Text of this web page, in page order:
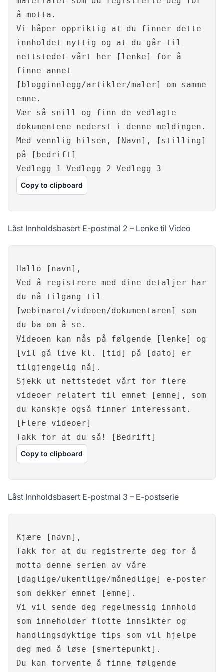
å motta.
Vi håper oppriktig at du finner dette
innholdet nyttig og at du går til
nettstedet vårt her [lenke] for å
finne annet
[blogginnlegg/artikler/maler] om samme
emne.
Vær så snill og finn de vedlagte
dokumentene nederst i denne meldingen.
Med vennlig hilsen, [Navn], [stilling]
på [bedrift]
Vedlegg 1 Vedlegg 2 Vedlegg 3
Copy to clipboard
Låst Innholdsbasert E-postmal 2 – Lenke til Video
Hallo [navn],
Ved å registrere med dine detaljer har
du nå tilgang til
[webinaret/videoen/dokumentaren] som
du ba om å se.
Videoen kan nås på følgende [lenke] og
[vil gå live kl. [tid] på [dato] er
tilgjengelig nå].
Sjekk ut nettstedet vårt for flere
videoer relatert til emnet [emne], som
du kanskje også finner interessant.
[Flere videoer]
Takk for at du så! [Bedrift]
Copy to clipboard
Låst Innholdsbasert E-postmal 3 – E-postserie
Kjære [navn],
Takk for at du registrerte deg for å
motta denne serien av våre
[daglige/ukentlige/månedlige] e-poster
som dekker emnet [emne].
Vi vil sende deg regelmessig innhold
som inneholder flotte innsikter og
handlingsdyktige tips som vil hjelpe
deg med å løse [smertepunkt].
Du kan forvente å finne følgende